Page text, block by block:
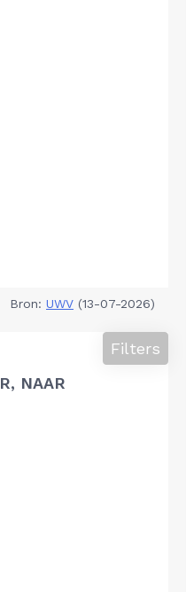
Bron: UWV (13-07-2026)
NAAR
Filters